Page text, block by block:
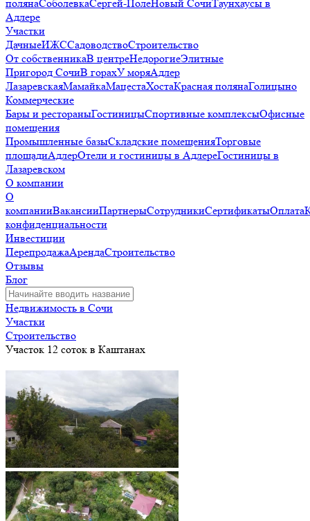
полянаСоболевкаСергей-ПолеНовый СочиТаунхаусы в
Адлере
Участки
ДачныеИЖССадоводствоСтроительство
От собственникаВ центреНедорогиеЭлитные
Пригород СочиВ горахУ моряАдлер
ЛазаревскаяМамайкаМацестаХостаКрасная полянаГолицыно
Коммерческие
Бары и рестораныГостиницыСпортивные комплексыОфисные
помещения
Промышленные базыСкладские помещенияТорговые
площадиАдлерОтели и гостиницы в АдлереГостиницы в
Лазаревском
О компании
О
компанииВакансииПартнерыСотрудникиСертификатыОплата
конфиденциальности
Инвестиции
ПерепродажаАрендаСтроительство
Отзывы
Блог
Недвижимость в Сочи
Участки
Строительство
Участок 12 соток в Каштанах